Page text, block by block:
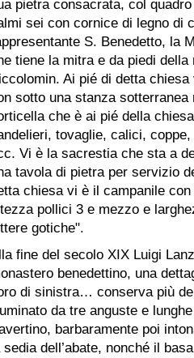
pietra consacrata, col
sei con cornice di legno di
S. Benedetto, la
tiene la mitra e da piedi della
Ai pié di detta
sotto una stanza
che è ai pié della
tovaglie, calici,
Vi è la sacrestia che sta a
tavola di pietra per servizio
chiesa vi è il campanile
pollici 3 e mezzo e
gotiche".
fine del secolo XIX Luigi
benedettino, una
di sinistra… conserva più
da tre anguste e
barbaramente poi
sedia dell’abate, nonché il